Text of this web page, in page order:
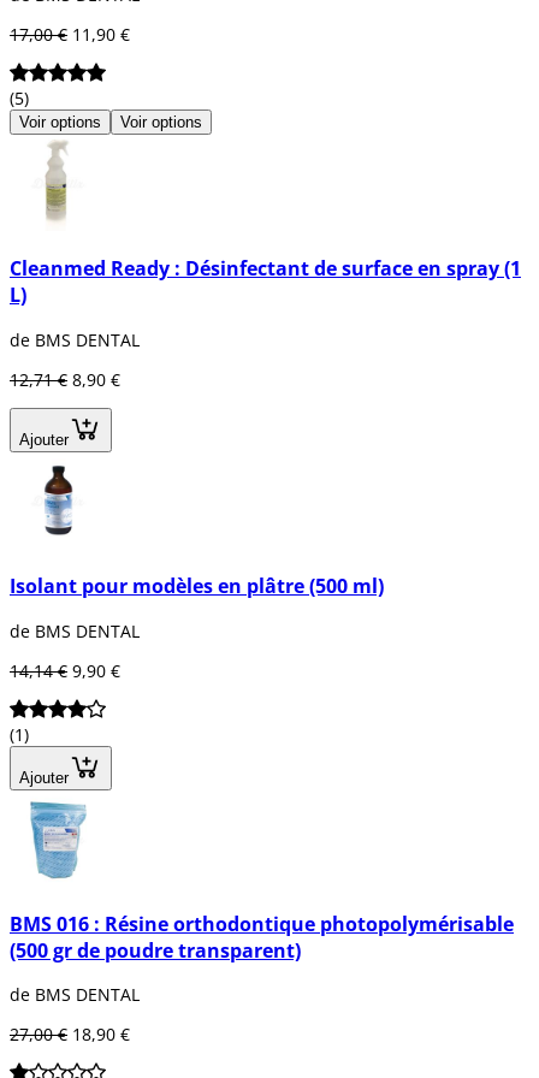
17,00 € 11,90 €
(5)
Voir options Voir options
Cleanmed Ready : Désinfectant de surface en spray (1
L)
de BMS DENTAL
12,71 € 8,90 €
Ajouter
Isolant pour modèles en plâtre (500 ml)
de BMS DENTAL
14,14 € 9,90 €
(1)
Ajouter
BMS 016 : Résine orthodontique photopolymérisable
(500 gr de poudre transparent)
de BMS DENTAL
27,00 € 18,90 €